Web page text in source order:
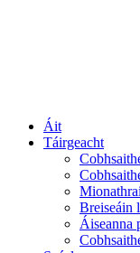
Áit
Táirgeacht
Breiseáin
Áiseanna